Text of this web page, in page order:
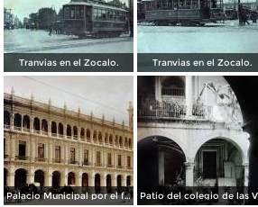
Tranvias en el Zocalo. Tranvias en el Zocalo.
Palacio Municipal por el fotografo Hugo Brehme..